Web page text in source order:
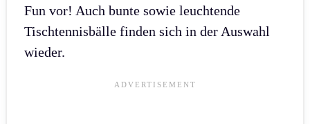
Fun vor! Auch bunte sowie leuchtende
Tischtennisbälle finden sich in der Auswahl
wieder.